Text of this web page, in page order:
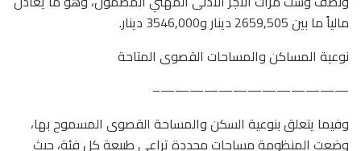
مالياً ما بين 2659,505 دينار و3546,000 دينار.
نوعية المساكن والمساحات القصوى المتاحة
—————————————–
وفيما يتعلق بنوعية السكن والمساحة القصوى المسموح بها،
وضعت المنظومة مساحات محددة تراعي طبيعة كل فئة، حيث